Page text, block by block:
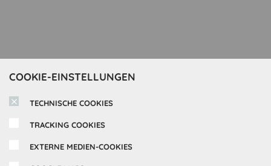
COOKIE-EINSTELLUNGEN
TECHNISCHE COOKIES
TRACKING COOKIES
EXTERNE MEDIEN-COOKIES
Inspirationen